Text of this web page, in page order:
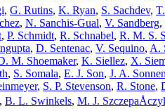
, G. Rutins, K. Ryan, S. Sachdev,
, N. Sanchis-Gual, V. Sandberg,
, P. Schmidt, R. Schnabel, R. M. S.
, D. Sentenac, V. Sequino, A.
M. Shoemaker, K. Siellez, X.
, S. Somala, E. J. Son, J. A.
, S. P. Stevenson, R. Stone,
, B. L. Swinkels, M. J.